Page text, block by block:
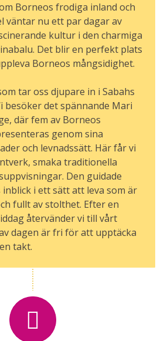
Borneos frodiga inland och
väntar nu ett par dagar av
kultur i den charmiga
Det blir en perfekt plats
Borneos mångsidighet.
tar oss djupare in i Sabahs
besöker det spännande Mari
där fem av Borneos
genom sina
och levnadssätt. Här får vi
smaka traditionella
Den guidade
i ett sätt att leva som är
fullt av stolthet. Efter en
återvänder vi till vårt
dagen är fri för att upptäcka
takt.